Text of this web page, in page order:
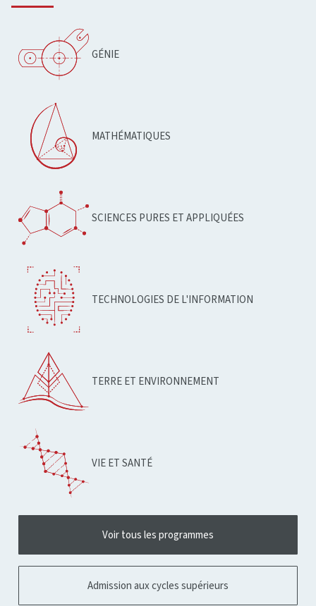
GÉNIE
MATHÉMATIQUES
SCIENCES PURES ET APPLIQUÉES
TECHNOLOGIES DE L'INFORMATION
TERRE ET ENVIRONNEMENT
VIE ET SANTÉ
Voir tous les programmes
Admission aux cycles supérieurs